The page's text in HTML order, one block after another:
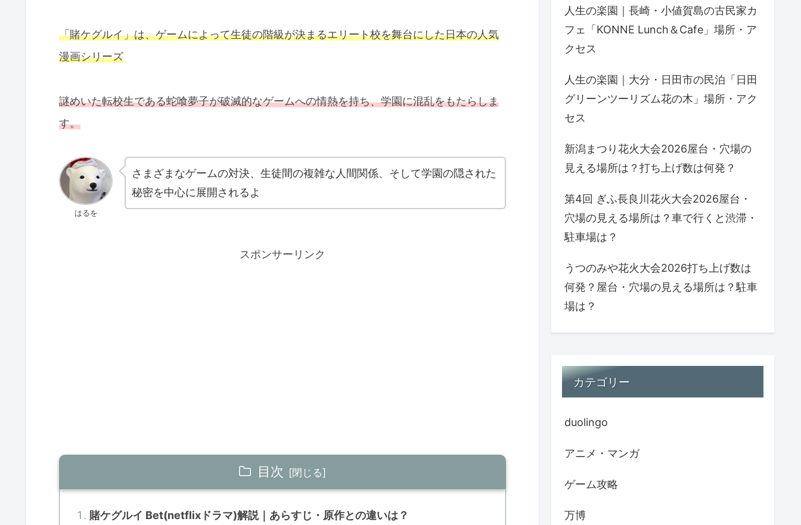
「賭ケグルイ」は、ゲームによって生徒の階級が決まるエリート校を舞台にした日本の人気
漫画シリーズ
謎めいた転校生である蛇喰夢子が破滅的なゲームへの情熱を持ち、学園に混乱をもたらしま
す。
はるを
さまざまなゲームの対決、生徒間の複雑な人間関係、そして学園の隠された
秘密を中心に展開されるよ
スポンサーリンク
目次
賭ケグルイ Bet(netflixドラマ)解説｜あらすじ・原作との違いは？
人生の楽園｜長崎・小値賀島の古民家カ
フェ「KONNE Lunch＆Cafe」場所・ア
クセス
人生の楽園｜大分・日田市の民泊「日田
グリーンツーリズム花の木」場所・アク
セス
新潟まつり花火大会2026屋台・穴場の
見える場所は？打ち上げ数は何発？
第4回 ぎふ長良川花火大会2026屋台・
穴場の見える場所は？車で行くと渋滞・
駐車場は？
うつのみや花火大会2026打ち上げ数は
何発？屋台・穴場の見える場所は？駐車
場は？
カテゴリー
duolingo
アニメ・マンガ
ゲーム攻略
万博